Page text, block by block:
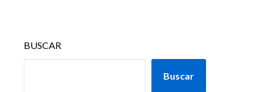
BUSCAR
Buscar